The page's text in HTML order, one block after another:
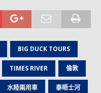
BIG DUCK TOURS
TIMES RIVER 倫敦
水陸兩用車 泰晤士河